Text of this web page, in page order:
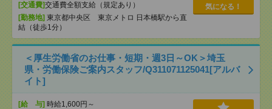
[交通費]交通費全額支給（規定あり）
[勤務地] 東京都中央区 東京メトロ 日本橋駅から直
結（徒歩1分）
気になる！
＜厚生労働省のお仕事・短期・週3日～OK＞埼玉
県・労働保険ご案内スタッフ/Q311071125041[アルバ
イト]
[給 与] 時給1,600円～